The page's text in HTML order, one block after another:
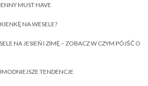
MUST HAVE
NA WESELE?
NA JESIEŃ I ZIMĘ – ZOBACZ W CZYM PÓJŚĆ O
TENDENCJE